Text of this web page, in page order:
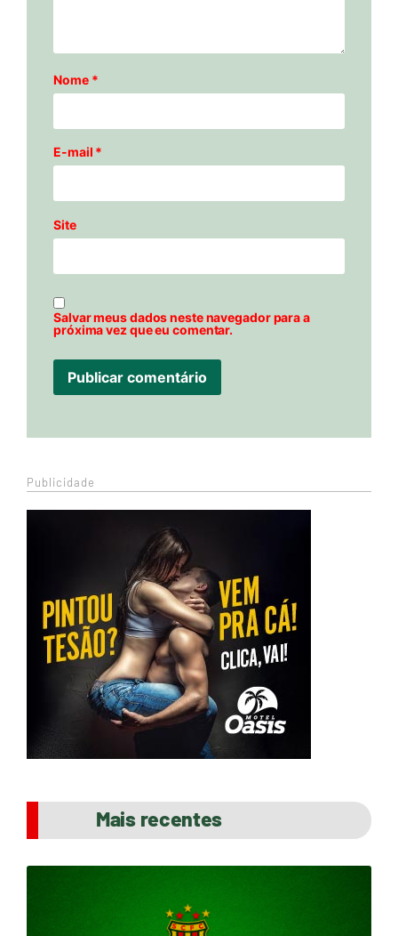
Nome *
E-mail *
Site
Salvar meus dados neste navegador para a
próxima vez que eu comentar.
Publicidade
Mais recentes